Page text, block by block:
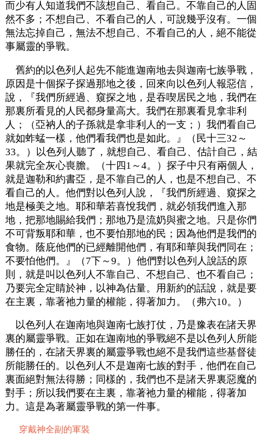
而少有人知道我們不該想自己、看自己。不靠自己的人固
然不多；不想自己、不看自己的人，可說幾乎沒有。一個
無法忘掉自己，無法不想自己、不看自己的人，絕不能從
事屬靈的爭戰。
舊約的以色列人起先不能進迦南地去與迦南七族爭戰，
原因是十個探子探過那地之後，回來向以色列人報惡信，
說，『我們所經過、窺探之地，是吞喫居民之地，我們在
那裏所看見的人民都身量高大。我們在那裏看見拿非利
人；（亞衲人的子孫就是拿非利人的一支；）我們看自己
就如蚱蜢一樣，他們看我們也是如此。』（民十三32～
33。）以色列人聽了，就想自己、看自己、估計自己，結
果就完全灰心喪膽。（十四1～4。）探子中只有兩個人，
就是迦勒和約書亞，是不靠自己的人，也是不想自己、不
看自己的人。他們對以色列人說，『我們所經過、窺探之
地是極美之地。耶和華若喜悅我們，就必領我們進入那
地，把那地賜給我們；那地乃是流奶與蜜之地。只是你們
不可背叛耶和華，也不要怕那地的民；因為他們是我們的
食物。蔭庇他們的已經離開他們，有耶和華與我們同在；
不要怕他們。』（7下～9。）他們對以色列人說話的原
則，就是叫以色列人不靠自己、不想自己、也不看自己；
乃要完全定睛於神，以神為估量。用新約的話說，就是要
在主裏，靠著祂力量的權能，得著加力。（弗六10。）
以色列人在迦南地與迦南七族打仗，乃是豫表在諸天界
裏的屬靈爭戰。正如在迦南地的爭戰絕不是以色列人所能
勝任的，在諸天界裏的屬靈爭戰也絕不是我們這些基督徒
所能勝任的。以色列人不是迦南七族的對手，他們在自己
裏面絕對無法得勝；同樣的，我們也不是諸天界裏惡魔的
對手；所以我們要在主裏，靠著祂力量的權能，得著加
力。這是為著屬靈爭戰的第一件事。
穿戴神全副的軍裝